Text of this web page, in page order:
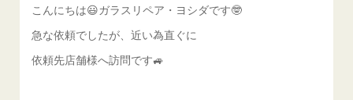
こんにちは😃ガラスリペア・ヨシダです🤓
急な依頼でしたが、近い為直ぐに
依頼先店舗様へ訪問です🚙